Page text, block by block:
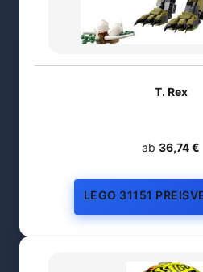
T. Rex
ab 36,74 €
LEGO 31151